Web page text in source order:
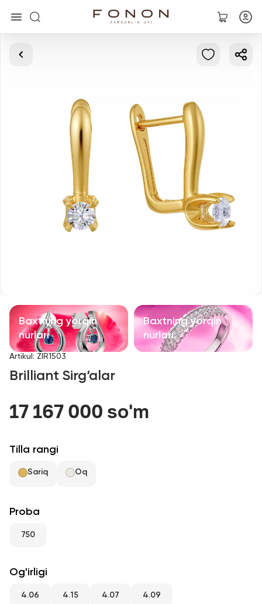
Asosiy
Aksessuarlar
Sevimli
RU
Baxtning yorqin
nurlari
Baxtning yorqin
nurlari
Artikul : ZIR1503
Brilliant Sirg‘alar
17 167 000 so'm
Tilla rangi
Sariq Oq
Proba
750
Og'irligi
4.06 4.15 4.07 4.09